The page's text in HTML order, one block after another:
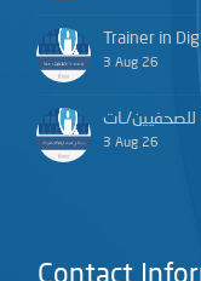
Trainer in
3 Aug 26
للصحفيين/ـات
3 Aug 26